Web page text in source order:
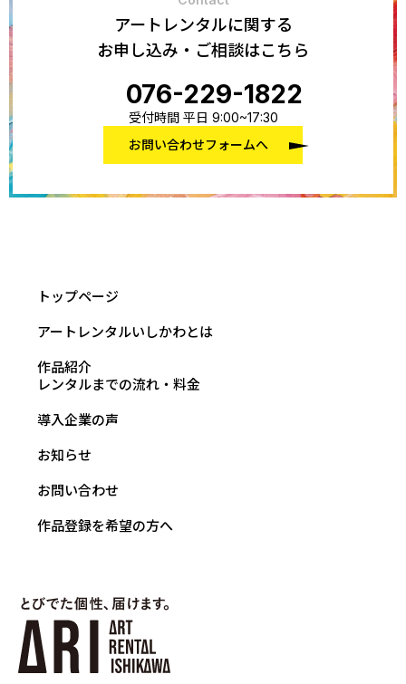
アートレンタルに関する
お申し込み・ご相談はこちら
076-229-1822
受付時間 平日 9:00~17:30
お問い合わせフォームへ
トップページ
アートレンタルいしかわとは
作品紹介
レンタルまでの流れ・料金
導入企業の声
お知らせ
お問い合わせ
作品登録を希望の方へ